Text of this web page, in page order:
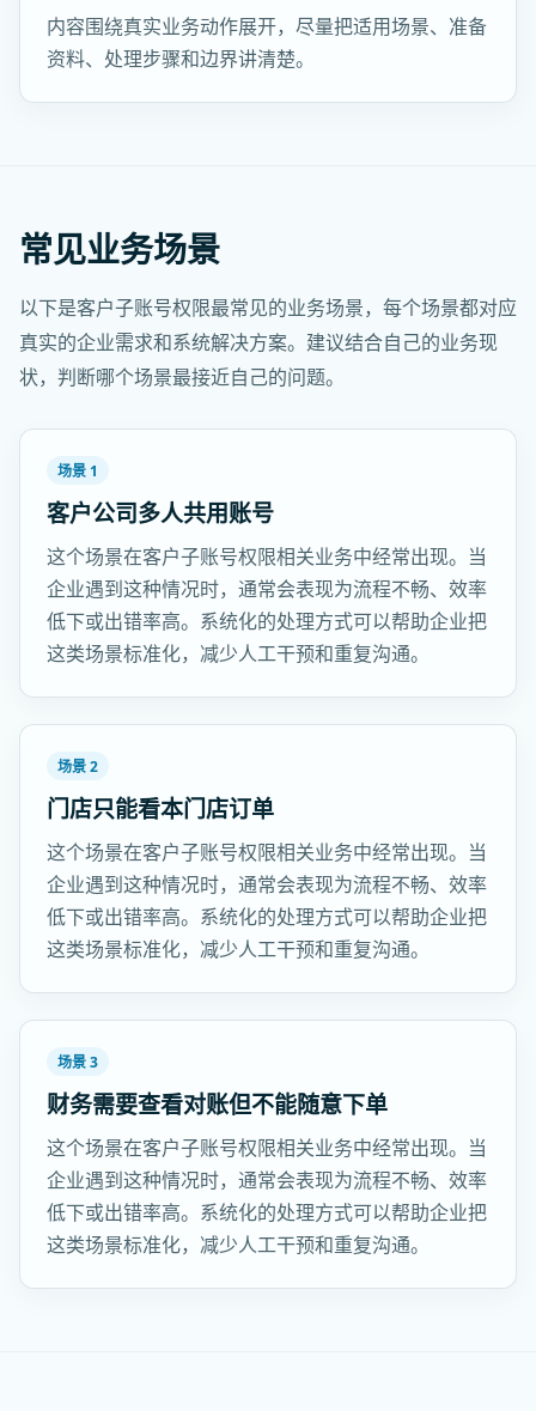
内容围绕真实业务动作展开，尽量把适用场景、准备
资料、处理步骤和边界讲清楚。
常见业务场景
以下是客户子账号权限最常见的业务场景，每个场景都对应
真实的企业需求和系统解决方案。建议结合自己的业务现
状，判断哪个场景最接近自己的问题。
场景 1
客户公司多人共用账号
这个场景在客户子账号权限相关业务中经常出现。当
企业遇到这种情况时，通常会表现为流程不畅、效率
低下或出错率高。系统化的处理方式可以帮助企业把
这类场景标准化，减少人工干预和重复沟通。
场景 2
门店只能看本门店订单
这个场景在客户子账号权限相关业务中经常出现。当
企业遇到这种情况时，通常会表现为流程不畅、效率
低下或出错率高。系统化的处理方式可以帮助企业把
这类场景标准化，减少人工干预和重复沟通。
场景 3
财务需要查看对账但不能随意下单
这个场景在客户子账号权限相关业务中经常出现。当
企业遇到这种情况时，通常会表现为流程不畅、效率
低下或出错率高。系统化的处理方式可以帮助企业把
这类场景标准化，减少人工干预和重复沟通。